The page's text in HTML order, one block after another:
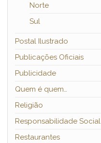
Norte
Sul
Postal Ilustrado
Publicações Oficiais
Publicidade
Quem é quem…
Religião
Responsabilidade Social
Restaurantes